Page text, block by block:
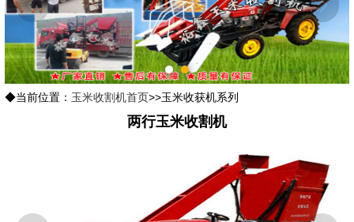
1
2
◆当前位置： 玉米收割机首页>>玉米收获机系列
两行玉米收割机